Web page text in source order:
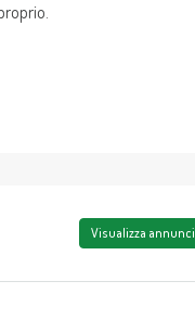
Visualizza annunci